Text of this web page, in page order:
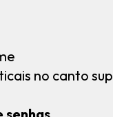
no canto